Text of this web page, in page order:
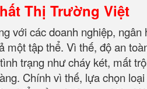
Thị Trường Việt
với các doanh nghiệp, ngân
một tập thể. Vì thế, độ an
trạng như cháy két, mất
Chính vì thế, lựa chọn